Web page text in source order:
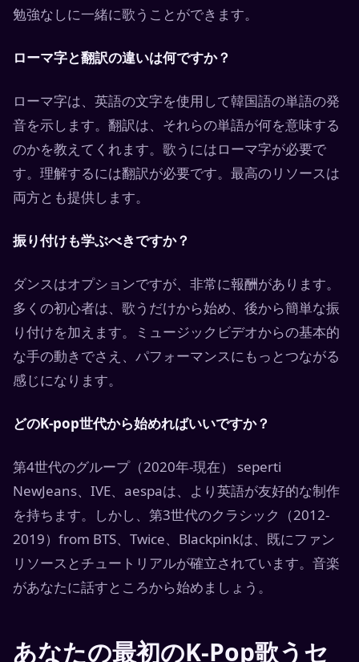
勉強なしに一緒に歌うことができます。
ローマ字と翻訳の違いは何ですか？
ローマ字は、英語の文字を使用して韓国語の単語の発
音を示します。翻訳は、それらの単語が何を意味する
のかを教えてくれます。歌うにはローマ字が必要で
す。理解するには翻訳が必要です。最高のリソースは
両方とも提供します。
振り付けも学ぶべきですか？
ダンスはオプションですが、非常に報酬があります。
多くの初心者は、歌うだけから始め、後から簡単な振
り付けを加えます。ミュージックビデオからの基本的
な手の動きでさえ、パフォーマンスにもっとつながる
感じになります。
どのK-pop世代から始めればいいですか？
第4世代のグループ（2020年-現在） seperti
NewJeans、IVE、aespaは、より英語が友好的な制作
を持ちます。しかし、第3世代のクラシック（2012-
2019）from BTS、Twice、Blackpinkは、既にファン
リソースとチュートリアルが確立されています。音楽
があなたに話すところから始めましょう。
あなたの最初のK-Pop歌うセ